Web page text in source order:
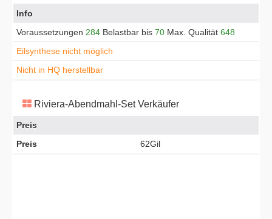
Info
Voraussetzungen 284 Belastbar bis 70 Max. Qualität 648
Eilsynthese nicht möglich
Nicht in HQ herstellbar
Riviera-Abendmahl-Set Verkäufer
Preis
Preis
62Gil